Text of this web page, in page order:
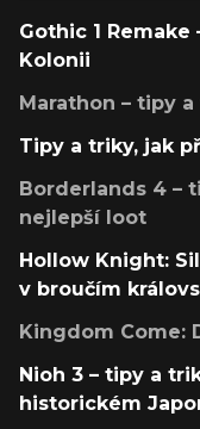
Gothic 1
Kolonii
Marathon – tipy
Tipy a triky, jak
Borderlands 4 –
nejlepší loot
Hollow Knight:
v broučím
Kingdom Come:
Nioh 3 – tipy a
historickém